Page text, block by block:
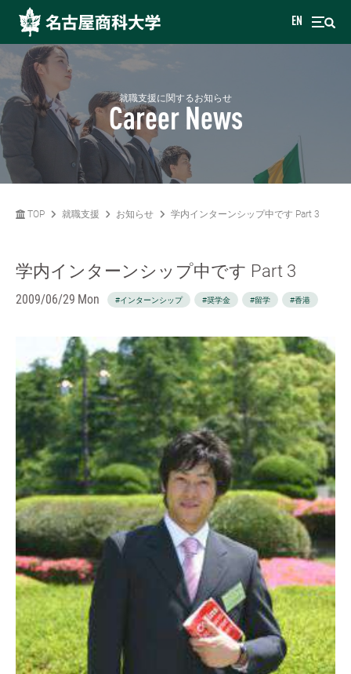
EN
就職支援に関するお知らせ
Career News
TOP 就職支援 お知らせ 学内インターンシップ中です Part 3
学内インターンシップ中です Part 3
2009/06/29 Mon #インターンシップ #奨学金 #留学 #香港